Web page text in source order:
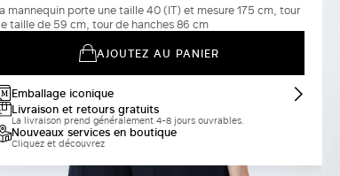
mannequin porte une taille 40 (IT) et mesure 175 cm, tour
taille de 59 cm, tour de hanches 86 cm
AJOUTEZ AU PANIER
Emballage iconique
Livraison et retours gratuits
La livraison prend généralement 4-8 jours ouvrables.
Nouveaux services en boutique
Cliquez et découvrez